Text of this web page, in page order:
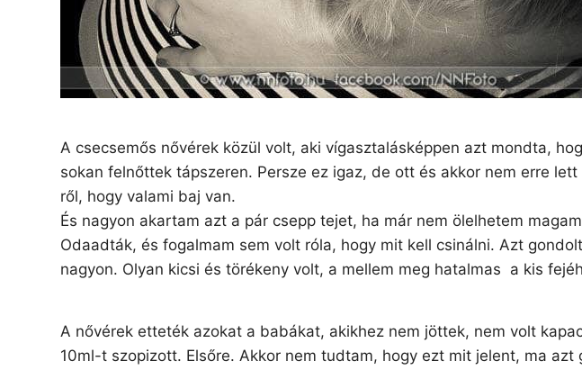
A csecsemős nővérek közül volt, aki vígasztalásképpen azt mondta,
sokan felnőttek tápszeren. Persze ez igaz, de ott és akkor nem erre
ről, hogy valami baj van.
És nagyon akartam azt a pár csepp tejet, ha már nem ölelhetem
Odaadták, és fogalmam sem volt róla, hogy mit kell csinálni. Azt
nagyon. Olyan kicsi és törékeny volt, a mellem meg hatalmas a kis
A nővérek etteték azokat a babákat, akikhez nem jöttek, nem volt
10ml-t szopizott. Elsőre. Akkor nem tudtam, hogy ezt mit jelent, ma